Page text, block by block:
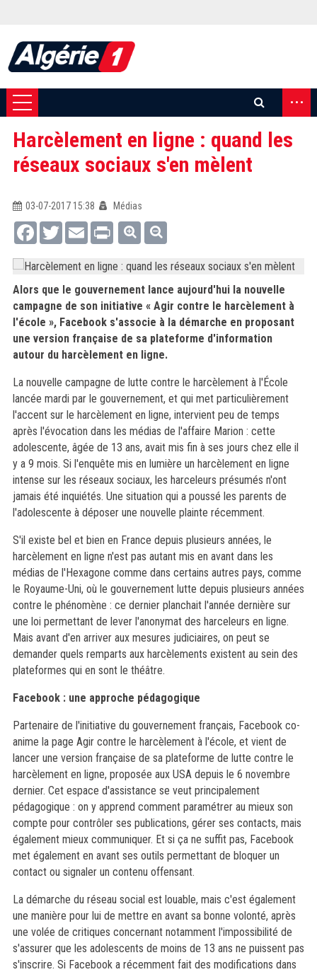
...
Harcèlement en ligne : quand les
réseaux sociaux s'en mèlent
03-07-2017 15:38
Médias
FacebookTwitterEmail Print
Alors que le gouvernement lance aujourd'hui la nouvelle
campagne de son initiative « Agir contre le harcèlement à
l'école », Facebook s'associe à la démarche en proposant
une version française de sa plateforme d'information
autour du harcèlement en ligne.
La nouvelle campagne de lutte contre le harcèlement à l'École
lancée mardi par le gouvernement, et qui met particulièrement
l'accent sur le harcèlement en ligne, intervient peu de temps
après l'évocation dans les médias de l'affaire Marion : cette
adolescente, âgée de 13 ans, avait mis fin à ses jours chez elle il
y a 9 mois. Si l'enquête mis en lumière un harcèlement en ligne
intense sur les réseaux sociaux, les harceleurs présumés n'ont
jamais été inquiétés. Une situation qui a poussé les parents de
l'adolescente à déposer une nouvelle plainte récemment.
S'il existe bel et bien en France depuis plusieurs années, le
harcèlement en ligne n'est pas autant mis en avant dans les
médias de l'Hexagone comme dans certains autres pays, comme
le Royaume-Uni, où le gouvernement lutte depuis plusieurs années
contre le phénomène : ce dernier planchait l'année dernière sur
une loi permettant de lever l'anonymat des harceleurs en ligne.
Mais avant d'en arriver aux mesures judiciaires, on peut se
demander quels remparts aux harcèlements existent au sein des
plateformes qui en sont le théâtre.
Facebook : une approche pédagogique
Partenaire de l'initiative du gouvernement français, Facebook co-
anime la page Agir contre le harcèlement à l'école, et vient de
lancer une version française de sa plateforme de lutte contre le
harcèlement en ligne, proposée aux USA depuis le 6 novembre
dernier. Cet espace d'assistance se veut principalement
pédagogique : on y apprend comment paramétrer au mieux son
compte pour contrôler ses publications, gérer ses contacts, mais
également mieux communiquer. Et si ça ne suffit pas, Facebook
met également en avant ses outils permettant de bloquer un
contact ou signaler un contenu offensant.
La démarche du réseau social est louable, mais c'est également
une manière pour lui de mettre en avant sa bonne volonté, après
une volée de critiques concernant notamment l'impossibilité de
s'assurer que les adolescents de moins de 13 ans ne puissent pas
s'inscrire. Si Facebook a récemment fait des modifications dans